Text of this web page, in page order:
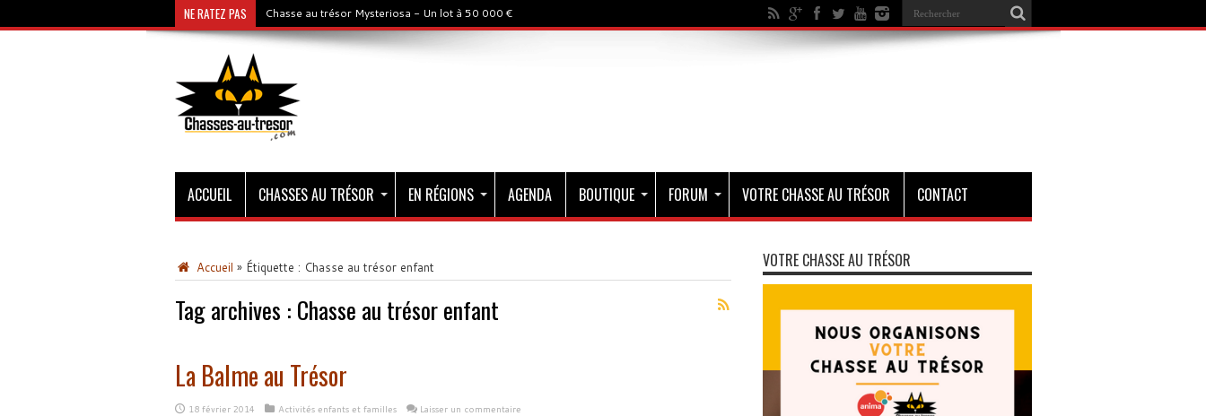
NE RATEZ PAS Chasse au trésor Mysteriosa - Un lot à 50 000 €
ACCUEIL CHASSES AU TRÉSOR EN RÉGIONS AGENDA BOUTIQUE FORUM VOTRE CHASSE AU TRÉSOR CONTACT
Accueil » Étiquette : Chasse au trésor enfant
Tag archives : Chasse au trésor enfant
La Balme au Trésor
18 février 2014 Activités enfants et familles Laisser un commentaire
VOTRE CHASSE AU TRÉSOR